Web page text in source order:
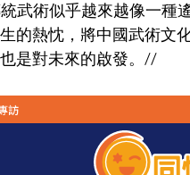
武術似乎越來越像一種
的熱忱，將中國武術文
是對未來的啟發。//